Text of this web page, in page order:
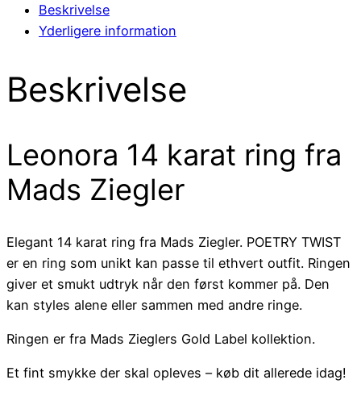
Beskrivelse
Yderligere information
Beskrivelse
Leonora 14 karat ring fra
Mads Ziegler
Elegant 14 karat ring fra Mads Ziegler. POETRY TWIST
er en ring som unikt kan passe til ethvert outfit. Ringen
giver et smukt udtryk når den først kommer på. Den
kan styles alene eller sammen med andre ringe.
Ringen er fra Mads Zieglers Gold Label kollektion.
Et fint smykke der skal opleves – køb dit allerede idag!